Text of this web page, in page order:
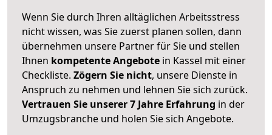
Wenn Sie durch Ihren alltäglichen Arbeitsstress
nicht wissen, was Sie zuerst planen sollen, dann
übernehmen unsere Partner für Sie und stellen
Ihnen kompetente Angebote in Kassel mit einer
Checkliste. Zögern Sie nicht, unsere Dienste in
Anspruch zu nehmen und lehnen Sie sich zurück.
Vertrauen Sie unserer 7 Jahre Erfahrung in der
Umzugsbranche und holen Sie sich Angebote.